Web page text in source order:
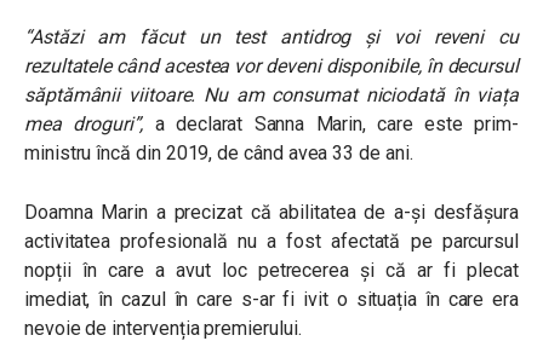
“Astăzi am făcut un test antidrog și voi reveni cu
rezultatele când acestea vor deveni disponibile, în decursul
săptămânii viitoare. Nu am consumat niciodată în viața
mea droguri”, a declarat Sanna Marin, care este prim-
ministru încă din 2019, de când avea 33 de ani.
Doamna Marin a precizat că abilitatea de a-și desfășura
activitatea profesională nu a fost afectată pe parcursul
nopții în care a avut loc petrecerea și că ar fi plecat
imediat, în cazul în care s-ar fi ivit o situația în care era
nevoie de intervenția premierului.